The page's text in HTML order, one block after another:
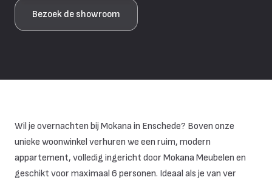
Bezoek de showroom
Wil je overnachten bij Mokana in Enschede? Boven onze
unieke woonwinkel verhuren we een ruim, modern
appartement, volledig ingericht door Mokana Meubelen en
geschikt voor maximaal 6 personen. Ideaal als je van ver